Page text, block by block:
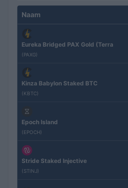
Naam
Eureka Bridged PAX Gold (Terra
(PAXG)
Kinza Babylon Staked BTC
(KBTC)
Epoch Island
(EPOCH)
Stride Staked Injective
(STINJ)